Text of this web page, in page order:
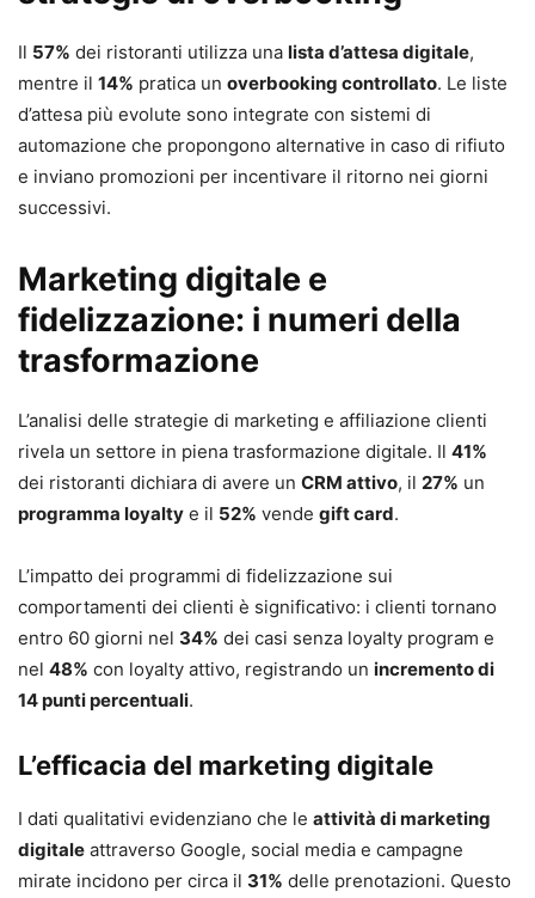
Il 57% dei ristoranti utilizza una lista d’attesa digitale,
mentre il 14% pratica un overbooking controllato. Le liste
d’attesa più evolute sono integrate con sistemi di
automazione che propongono alternative in caso di rifiuto
e inviano promozioni per incentivare il ritorno nei giorni
successivi.
Marketing digitale e
fidelizzazione: i numeri della
trasformazione
L’analisi delle strategie di marketing e affiliazione clienti
rivela un settore in piena trasformazione digitale. Il 41%
dei ristoranti dichiara di avere un CRM attivo, il 27% un
programma loyalty e il 52% vende gift card.
L’impatto dei programmi di fidelizzazione sui
comportamenti dei clienti è significativo: i clienti tornano
entro 60 giorni nel 34% dei casi senza loyalty program e
nel 48% con loyalty attivo, registrando un incremento di
14 punti percentuali.
L’efficacia del marketing digitale
I dati qualitativi evidenziano che le attività di marketing
digitale attraverso Google, social media e campagne
mirate incidono per circa il 31% delle prenotazioni. Questo